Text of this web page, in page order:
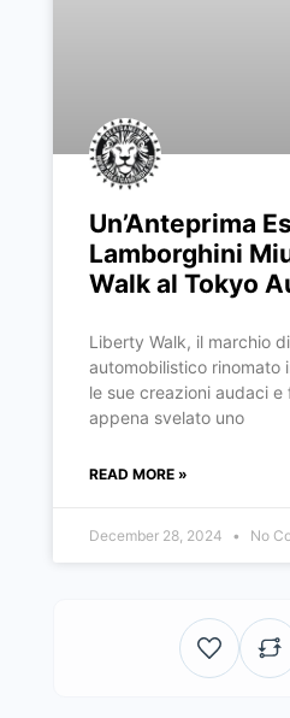
Un’Anteprima
Lamborghini
Walk al Tokyo
Liberty Walk, il marchio
automobilistico rinomato
le sue creazioni audaci e
appena svelato uno
READ MORE »
December 28, 2024 No